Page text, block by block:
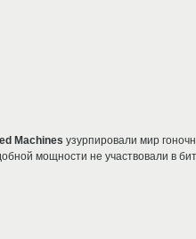
Machines узурпировали мир
мощности не участвовали в